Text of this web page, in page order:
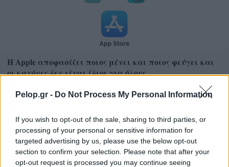
Pelop.gr - Do Not Process My Personal Information
If you wish to opt-out of the sale, sharing to third parties, or
processing of your personal or sensitive information for
targeted advertising by us, please use the below opt-out
section to confirm your selection. Please note that after your
opt-out request is processed you may continue seeing
Η Apple αποφασίζει ποιος μένει και ποιος φεύγει και
οι κανόνες δεν είναι ίδιοι για όλους